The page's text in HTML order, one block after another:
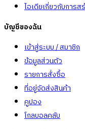
ไอเดียเกี่ยวกับการ
บัญชีของฉัน
เข้าสู่ระบบ / สมาชิก
ข้อมูลส่วนตัว
รายการสั่งซื้อ
ที่อยู่จัดส่งสินค้า
คูปอง
โกลบอลคลับ